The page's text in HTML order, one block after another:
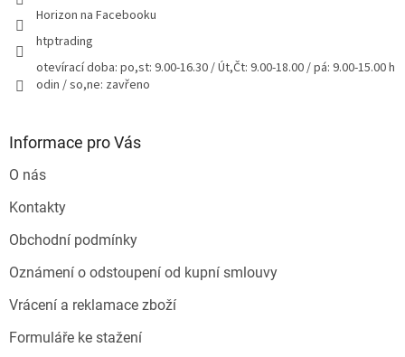
Horizon na Facebooku
htptrading
otevírací doba: po,st: 9.00-16.30 / Út,Čt: 9.00-18.00 / pá: 9.00-15.00 h
odin / so,ne: zavřeno
Informace pro Vás
O nás
Kontakty
Obchodní podmínky
Oznámení o odstoupení od kupní smlouvy
Vrácení a reklamace zboží
Formuláře ke stažení